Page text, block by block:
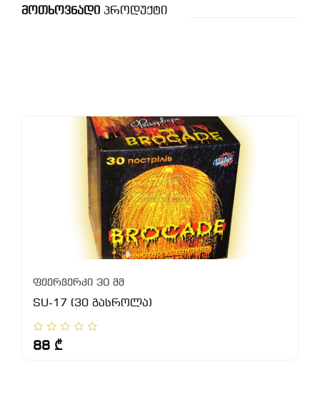
Მოთხოვნადი Პროდუქტი
ფეერვერკი 30 მმ
SU-17 (30 გასროლა)
88 ₾